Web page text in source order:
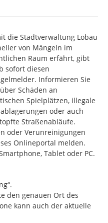
die Stadtverwaltung Löbau
von Mängeln im
Raum erfährt, gibt
sofort diesen
Informieren Sie
Schäden an
Spielplätzen, illegale
oder auch
Straßenabläufe.
oder Verunreinigungen
Onlineportal melden.
Tablet oder PC.
den genauen Ort des
kann auch der aktuelle